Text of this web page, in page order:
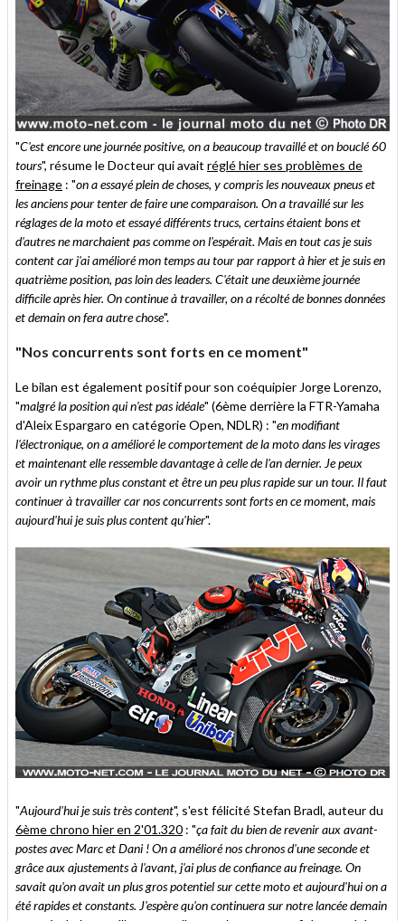
"C'est encore une journée positive, on a beaucoup travaillé et on bouclé 60
tours", résume le Docteur qui avait réglé hier ses problèmes de
freinage : "on a essayé plein de choses, y compris les nouveaux pneus et
les anciens pour tenter de faire une comparaison. On a travaillé sur les
réglages de la moto et essayé différents trucs, certains étaient bons et
d'autres ne marchaient pas comme on l'espérait. Mais en tout cas je suis
content car j'ai amélioré mon temps au tour par rapport à hier et je suis en
quatrième position, pas loin des leaders. C'était une deuxième journée
difficile après hier. On continue à travailler, on a récolté de bonnes données
et demain on fera autre chose".
"Nos concurrents sont forts en ce moment"
Le bilan est également positif pour son coéquipier Jorge Lorenzo,
"malgré la position qui n'est pas idéale" (6ème derrière la FTR-Yamaha
d'Aleix Espargaro en catégorie Open, NDLR) : "en modifiant
l'électronique, on a amélioré le comportement de la moto dans les virages
et maintenant elle ressemble davantage à celle de l'an dernier. Je peux
avoir un rythme plus constant et être un peu plus rapide sur un tour. Il faut
continuer à travailler car nos concurrents sont forts en ce moment, mais
aujourd'hui je suis plus content qu'hier".
"Aujourd'hui je suis très content", s'est félicité Stefan Bradl, auteur du
6ème chrono hier en 2'01.320 : "ça fait du bien de revenir aux avant-
postes avec Marc et Dani ! On a amélioré nos chronos d'une seconde et
grâce aux ajustements à l'avant, j'ai plus de confiance au freinage. On
savait qu'on avait un plus gros potentiel sur cette moto et aujourd'hui on a
été rapides et constants. J'espère qu'on continuera sur notre lancée demain